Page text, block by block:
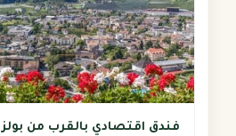
فندق اقتصادي بالقرب من